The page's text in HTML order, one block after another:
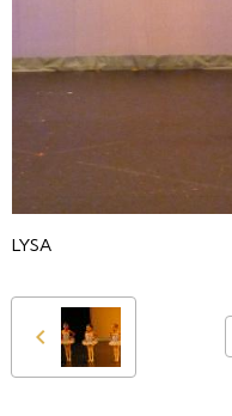
LYSA